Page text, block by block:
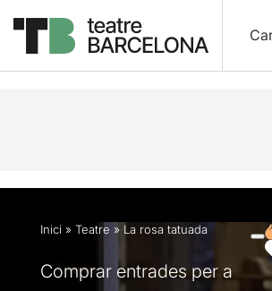
Descripció Fitxa artística
Inici » Teatre » La rosa tatuada
Comprar entrades per a